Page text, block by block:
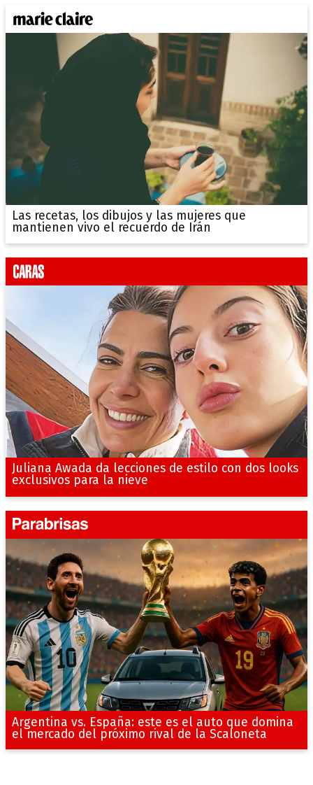
Las recetas, los dibujos y las mujeres que
mantienen vivo el recuerdo de Irán
Juliana Awada da lecciones de estilo con dos looks
exclusivos para la nieve
Argentina vs. España: este es el auto que domina
el mercado del próximo rival de la Scaloneta